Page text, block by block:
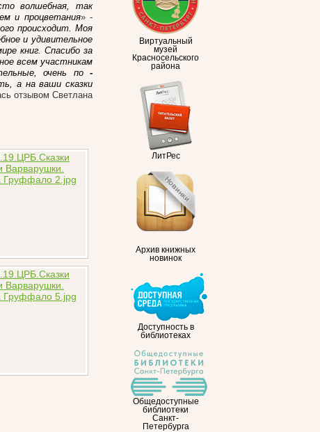
Виртуальный
музей
Красносельского
района
ЛитРес
Архив книжных
новинок
Доступность в
библиотеках
Общедоступные
библиотеки
Санкт-
Петербурга
волшебная, так
и процветания» -
происходит. Моя
и удивительное
книг. Спасибо за
всем участникам
очень по-
а на ваши сказки
отзывом Светлана